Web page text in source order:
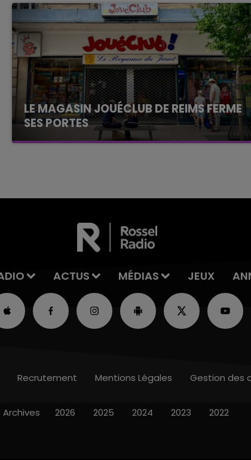
LE MAGASIN JOUÉCLUB DE REIMS FERME
SES PORTES
C'était l'une des institutions du centre-ville
ACTUS MÉDIAS JEUX
Recrutement Mentions Légales Gestion des
Archives 2026 2025 2024 2023 2022